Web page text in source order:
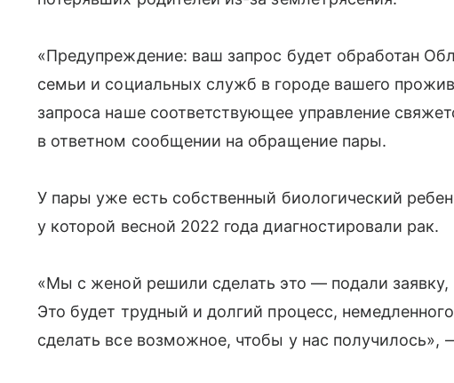
«Предупреждение: ваш запрос будет обработан
семьи и социальных служб в городе вашего
запроса наше соответствующее управление
в ответном сообщении на обращение пары.
У пары уже есть собственный биологический
у которой весной 2022 года диагностировали рак.
«Мы с женой решили сделать это — подали заявку,
Это будет трудный и долгий процесс,
сделать все возможное, чтобы у нас